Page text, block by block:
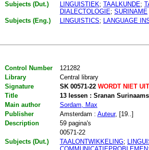
Subjects (Dut.)
LINGUISTIEK; TAALKUNDE;
DIALECTOLOGIE; SURINAME
Subjects (Eng.)
LINGUISTICS; LANGUAGE
Control Number
121282
Library
Central library
Signature
SK 00571-22WORDT NIET
Title
13 lessen : Sranan
Main author
Sordam, Max
Publisher
Amsterdam : Auteur, [19..]
Description
59 pagina's
00571-22
Subjects (Dut.)
TAALONTWIKKELING;